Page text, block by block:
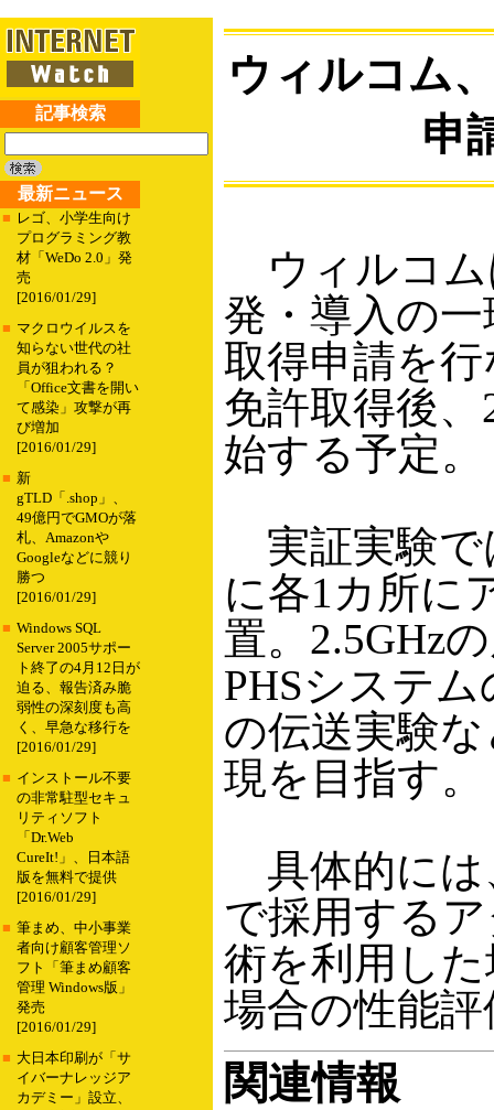
記事検索
最新ニュース
■ レゴ、小学生向け
プログラミング教
材「WeDo 2.0」発
売
[2016/01/29]
■ マクロウイルスを
知らない世代の社
員が狙われる？
「Office文書を開い
て感染」攻撃が再
び増加
[2016/01/29]
■ 新
gTLD「.shop」、
49億円でGMOが落
札、Amazonや
Googleなどに競り
勝つ
[2016/01/29]
■ Windows SQL
Server 2005サポー
ト終了の4月12日が
迫る、報告済み脆
弱性の深刻度も高
く、早急な移行を
[2016/01/29]
■ インストール不要
の非常駐型セキュ
リティソフト
「Dr.Web
CureIt!」、日本語
版を無料で提供
[2016/01/29]
■ 筆まめ、中小事業
者向け顧客管理ソ
フト「筆まめ顧客
管理 Windows版」
発売
[2016/01/29]
■ 大日本印刷が「サ
イバーナレッジア
カデミー」設立、
ウィルコム
申
ウィルコム
発・導入の
取得申請を
免許取得後
始する予定。
実証実験で
に各1カ所に
置。2.5GHz
PHSシステ
の伝送実験
現を目指す。
具体的には
で採用する
術を利用し
場合の性能
関連情報